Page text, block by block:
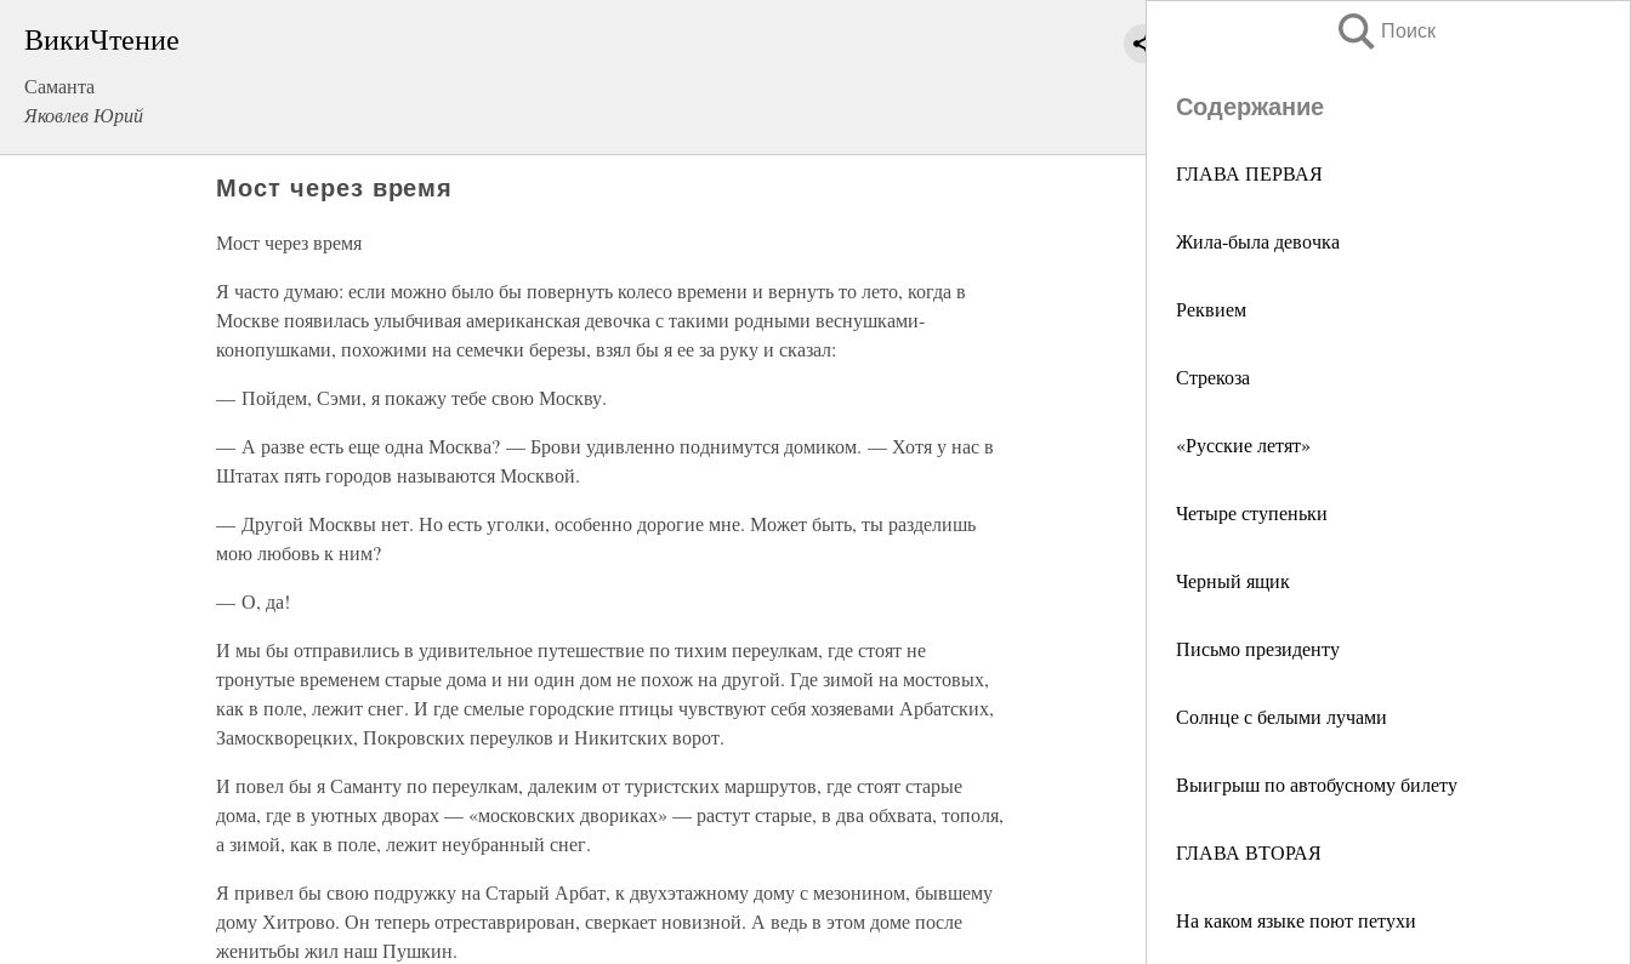
ВикиЧтение
Саманта
Яковлев Юрий
Поиск
Содержание
ГЛАВА ПЕРВАЯ
Жила-была девочка
Реквием
Стрекоза
«Русские летят»
Четыре ступеньки
Черный ящик
Письмо президенту
Солнце с белыми лучами
Выигрыш по автобусному билету
ГЛАВА ВТОРАЯ
На каком языке поют петухи
Мост через время
Мост через время
Я часто думаю: если можно было бы повернуть колесо времени и вернуть то лето, когда в
Москве появилась улыбчивая американская девочка с такими родными веснушками-
конопушками, похожими на семечки березы, взял бы я ее за руку и сказал:
— Пойдем, Сэми, я покажу тебе свою Москву.
— А разве есть еще одна Москва? — Брови удивленно поднимутся домиком. — Хотя у нас в
Штатах пять городов называются Москвой.
— Другой Москвы нет. Но есть уголки, особенно дорогие мне. Может быть, ты разделишь
мою любовь к ним?
— О, да!
И мы бы отправились в удивительное путешествие по тихим переулкам, где стоят не
тронутые временем старые дома и ни один дом не похож на другой. Где зимой на мостовых,
как в поле, лежит снег. И где смелые городские птицы чувствуют себя хозяевами Арбатских,
Замоскворецких, Покровских переулков и Никитских ворот.
И повел бы я Саманту по переулкам, далеким от туристских маршрутов, где стоят старые
дома, где в уютных дворах — «московских двориках» — растут старые, в два обхвата, тополя,
а зимой, как в поле, лежит неубранный снег.
Я привел бы свою подружку на Старый Арбат, к двухэтажному дому с мезонином, бывшему
дому Хитрово. Он теперь отреставрирован, сверкает новизной. А ведь в этом доме после
женитьбы жил наш Пушкин.